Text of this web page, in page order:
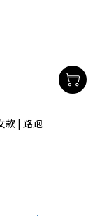
款 | 路跑